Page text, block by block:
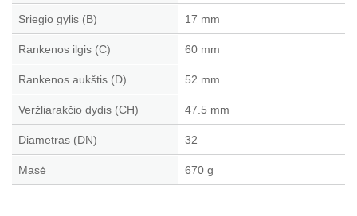
Sriegio gylis (B) 17 mm
Rankenos ilgis (C) 60 mm
Rankenos aukštis (D) 52 mm
Veržliarakčio dydis (CH) 47.5 mm
Diametras (DN) 32
Masė 670 g